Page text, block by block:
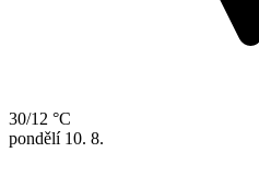
30/12 °C
pondělí 10. 8.